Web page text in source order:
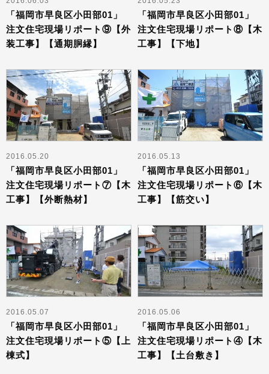
「福岡市早良区小田部01」
注文住宅現場リポート⑨【外
装工事】【通期胴縁】
「福岡市早良区小田部01」
注文住宅現場リポート⑧【木
工事】【下地】
2016.05.20
「福岡市早良区小田部01」
注文住宅現場リポート⑦【木
工事】【外断熱材】
2016.05.13
「福岡市早良区小田部01」
注文住宅現場リポート⑥【木
工事】【筋交い】
2016.05.07
「福岡市早良区小田部01」
注文住宅現場リポート⑤【上
棟式】
2016.05.06
「福岡市早良区小田部01」
注文住宅現場リポート④【木
工事】【土台敷き】